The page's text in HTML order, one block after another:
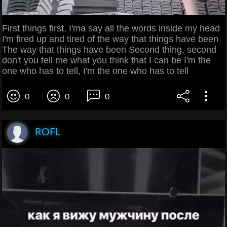
First things first, I'ma say all the words inside my head
I'm fired up and tired of the way that things have been
The way that things have been Second thing, second
don't you tell me what you think that I can be I'm the
one who has to tell, I'm the one who has to tell
0 0 0
ROFL